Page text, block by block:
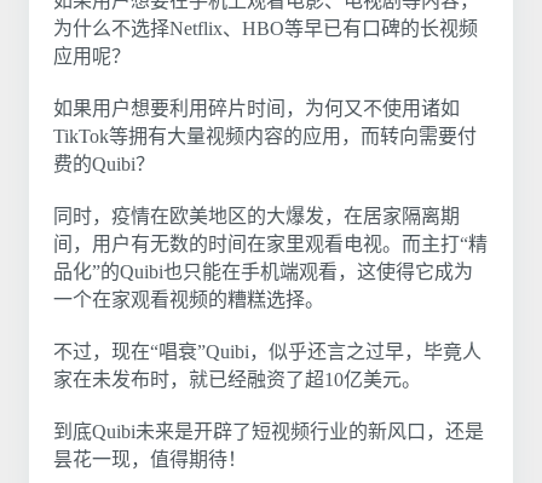
为什么不选择Netflix、HBO等早已有口碑的长视频
应用呢？
如果用户想要利用碎片时间，为何又不使用诸如
TikTok等拥有大量视频内容的应用，而转向需要付
费的Quibi？
同时，疫情在欧美地区的大爆发，在居家隔离期
间，用户有无数的时间在家里观看电视。而主打“精
品化”的Quibi也只能在手机端观看，这使得它成为
一个在家观看视频的糟糕选择。
不过，现在“唱衰”Quibi，似乎还言之过早，毕竟人
家在未发布时，就已经融资了超10亿美元。
到底Quibi未来是开辟了短视频行业的新风口，还是
昙花一现，值得期待！